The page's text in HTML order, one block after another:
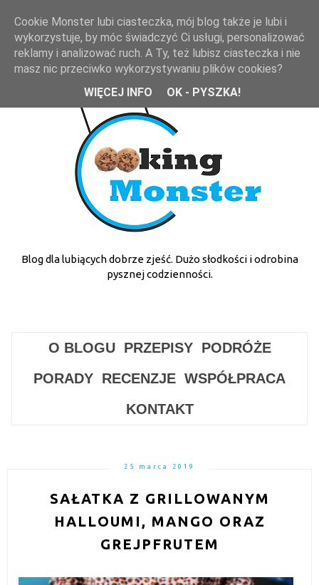
Blog dla lubiących dobrze zjeść. Dużo słodkości i odrobina
pysznej codzienności.
O BLOGU PRZEPISY
PODRÓŻE
PORADY RECENZJE WSPÓŁPRACA
KONTAKT
25 marca 2019
SAŁATKA Z GRILLOWANYM
HALLOUMI, MANGO ORAZ
GREJPFRUTEM
Cookie Monster lubi ciasteczka, mój blog także je lubi i
wykorzystuje, by móc świadczyć Ci usługi, personalizować
reklamy i analizować ruch. A Ty, też lubisz ciasteczka i nie
masz nic przeciwko wykorzystywaniu plików cookies?
WIĘCEJ INFO
OK - PYSZKA!